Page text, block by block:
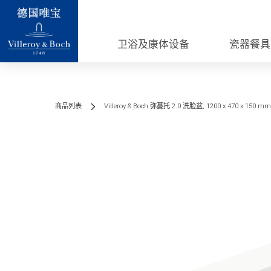
卫浴及康体设备 瓷器餐具
商品列表 Villeroy & Boch 弥蔓托 2.0 洗脸盆, 1200 x 470 x 150